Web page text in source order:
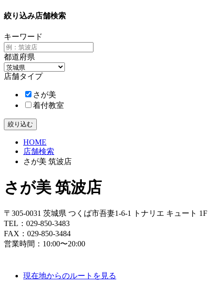
絞り込み店舗検索
キーワード
都道府県
店舗タイプ
さが美
着付教室
HOME
店舗検索
さが美 筑波店
さが美 筑波店
〒305-0031 茨城県 つくば市吾妻1-6-1 トナリエ キュート 1F
TEL： 029-850-3483
FAX：029-850-3484
営業時間：10:00〜20:00
現在地からのルートを見る